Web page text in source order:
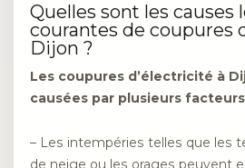
Quelles sont les causes
courantes de coupures
Dijon ?
Les coupures d’électricité à
causées par plusieurs
– Les intempéries telles que les
de neige ou les orages peuvent